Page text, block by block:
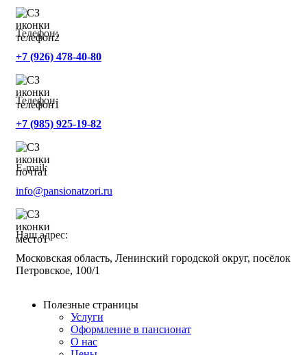
Телефон:
+7 (926) 478-40-80
Телефон:
+7 (985) 925-19-82
E-mail:
info@pansionatzori.ru
Наш адрес:
Московская область, Ленинский городской округ, посёлок
Петровское, 100/1
Полезные страницы
Услуги
Оформление в пансионат
О нас